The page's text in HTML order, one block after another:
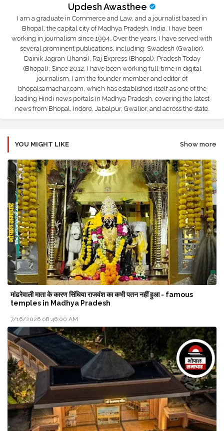
Updesh Awasthee
I am a graduate in Commerce and Law, and a journalist based in
Bhopal, the capital city of Madhya Pradesh, India. I have been
working in journalism since 1994. Over the years, I have served with
several prominent publications, including: Swadesh (Gwalior),
Dainik Jagran (Jhansi), Raj Express (Bhopal), Pradesh Today
(Bhopal); Since 2012, I have been working full-time in digital
journalism. I am the founder member and editor of
bhopalsamachar.com, which has established itself as one of the
leading Hindi news portals in Madhya Pradesh, covering the latest
news from Bhopal, Indore, Jabalpur, Gwalior, and across the state.
YOU MIGHT LIKE Show more
मांढरेवाली माता के कारण सिंधिया राजवंश का कभी पतन नहीं हुआ - famous
temples in Madhya Pradesh
7/16/2026 08:46:00 AM